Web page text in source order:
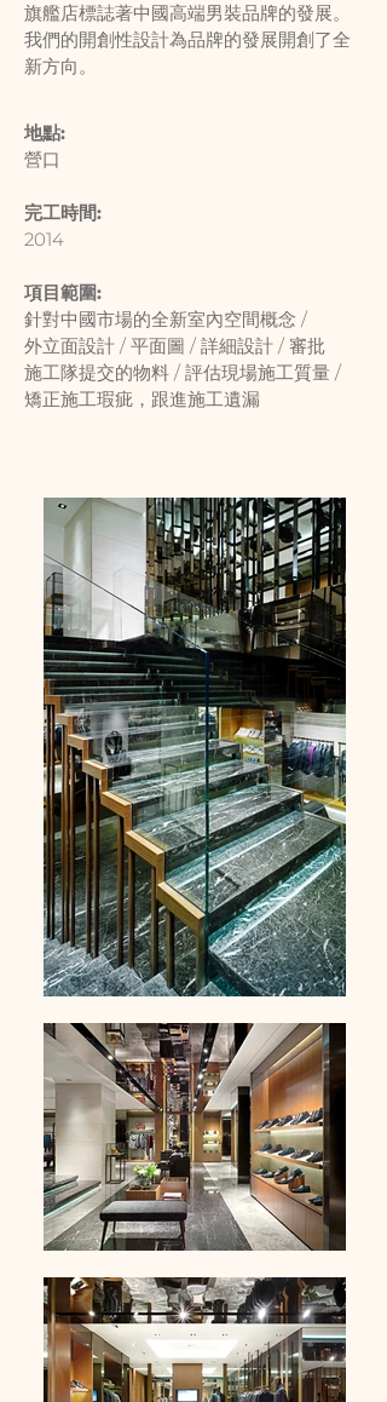
旗艦店標誌著中國高端男裝品牌的發展。
我們的開創性設計為品牌的發展開創了全
新方向。
地點:
營口
完工時間:
2014
項目範圍:
針對中國市場的全新室內空間概念 /
外立面設計 / 平面圖 / 詳細設計 / 審批
施工隊提交的物料 / 評估現場施工質量 /
矯正施工瑕疵，跟進施工遺漏